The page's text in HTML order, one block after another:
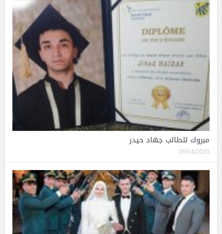
مبروك للطالب جهاد حيدر
06/14/2023